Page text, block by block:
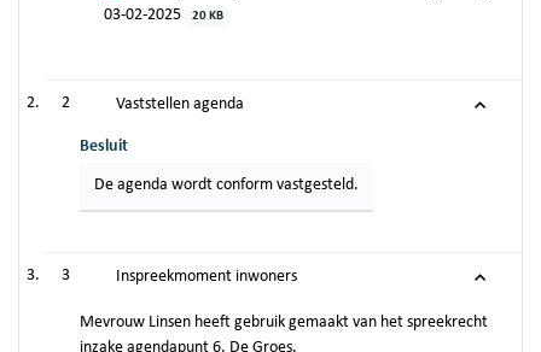
03-02-2025
20 KB
2 Vaststellen agenda
Besluit
De agenda wordt conform vastgesteld.
3 Inspreekmoment inwoners
Mevrouw Linsen heeft gebruik gemaakt van het spreekrecht
inzake agendapunt 6, De Groes.